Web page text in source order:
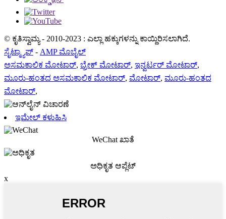
© ಕೃತಿಸ್ವಾಮ್ಯ - 2010-2023 : ಎಲ್ಲಾ ಹಕ್ಕುಗಳನ್ನು ಕಾಯ್ದಿರಿಸಲಾಗಿದೆ.
ಸೈಟ್ಮ್ಯಾಪ್ - AMP ಮೊಬೈಲ್
ಅಸಮಕಾಲಿಕ ಮೋಟಾರ್, ಬ್ರೇಕ್ ಮೋಟಾರ್, ಇನ್ವರ್ಟರ್ ಮೋಟಾರ್,
ಮೂರು-ಹಂತದ ಅಸಮಕಾಲಿಕ ಮೋಟಾರ್, ಮೋಟಾರ್, ಮೂರು-ಹಂತದ
ಮೋಟಾರ್,
ಇಮೇಲ್ ಕಳುಹಿಸಿ
WeChat ಖಾತೆ
ಅಧಿಕೃತ ಆಪ್ಲೆಟ್
x